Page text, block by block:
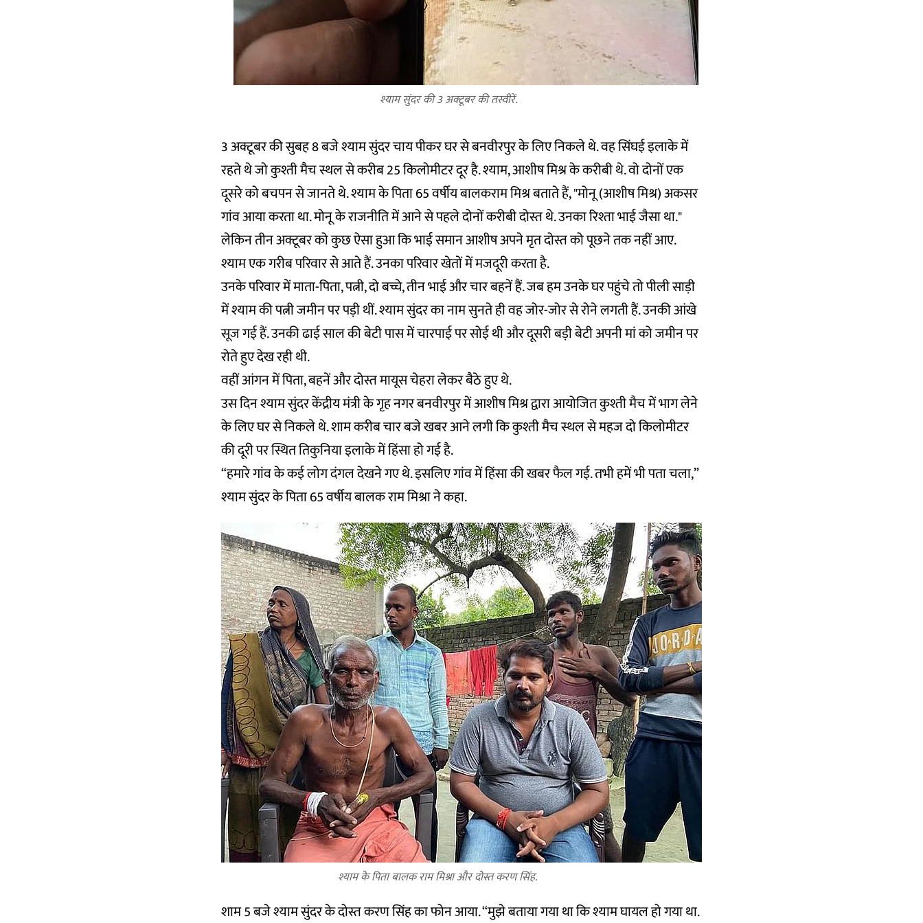
श्याम सुंदर की 3 अक्टूबर की तस्वीरें.
3 अक्टूबर की सुबह 8 बजे श्याम सुंदर चाय पीकर घर से बनवीरपुर के लिए निकले थे. वह सिंघई इलाके में
रहते थे जो कुश्ती मैच स्थल से करीब 25 किलोमीटर दूर है. श्याम, आशीष मिश्र के करीबी थे. वो दोनों एक
दूसरे को बचपन से जानते थे. श्याम के पिता 65 वर्षीय बालकराम मिश्र बताते हैं, "मोनू (आशीष मिश्र) अकसर
गांव आया करता था. मोनू के राजनीति में आने से पहले दोनों करीबी दोस्त थे. उनका रिश्ता भाई जैसा था."
लेकिन तीन अक्टूबर को कुछ ऐसा हुआ कि भाई समान आशीष अपने मृत दोस्त को पूछने तक नहीं आए.
श्याम एक गरीब परिवार से आते हैं. उनका परिवार खेतों में मजदूरी करता है.
उनके परिवार में माता-पिता, पत्नी, दो बच्चे, तीन भाई और चार बहनें हैं. जब हम उनके घर पहुंचे तो पीली साड़ी
में श्याम की पत्नी जमीन पर पड़ी थीं. श्याम सुंदर का नाम सुनते ही वह जोर-जोर से रोने लगती हैं. उनकी आंखे
सूज गई हैं. उनकी ढाई साल की बेटी पास में चारपाई पर सोई थी और दूसरी बड़ी बेटी अपनी मां को जमीन पर
रोते हुए देख रही थी.
वहीं आंगन में पिता, बहनें और दोस्त मायूस चेहरा लेकर बैठे हुए थे.
उस दिन श्याम सुंदर केंद्रीय मंत्री के गृह नगर बनवीरपुर में आशीष मिश्र द्वारा आयोजित कुश्ती मैच में भाग लेने
के लिए घर से निकले थे. शाम करीब चार बजे खबर आने लगी कि कुश्ती मैच स्थल से महज दो किलोमीटर
की दूरी पर स्थित तिकुनिया इलाके में हिंसा हो गई है.
“हमारे गांव के कई लोग दंगल देखने गए थे. इसलिए गांव में हिंसा की खबर फैल गई. तभी हमें भी पता चला,”
श्याम सुंदर के पिता 65 वर्षीय बालक राम मिश्रा ने कहा.
श्याम के पिता बालक राम मिश्रा और दोस्त करण सिंह.
शाम 5 बजे श्याम सुंदर के दोस्त करण सिंह का फोन आया. “मुझे बताया गया था कि श्याम घायल हो गया था.